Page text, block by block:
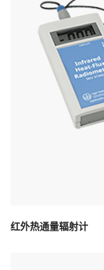
红外热通量辐射计